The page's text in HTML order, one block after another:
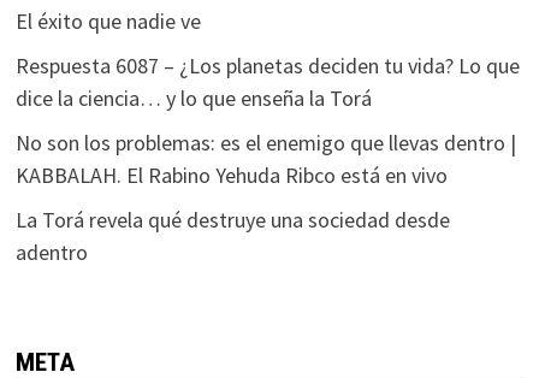
El éxito que nadie ve
Respuesta 6087 – ¿Los planetas deciden tu vida? Lo que
dice la ciencia… y lo que enseña la Torá
No son los problemas: es el enemigo que llevas dentro |
KABBALAH. El Rabino Yehuda Ribco está en vivo
La Torá revela qué destruye una sociedad desde
adentro
META